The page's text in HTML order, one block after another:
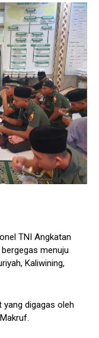
TNI Angkatan
menuju
Kaliwining,
yang digagas oleh